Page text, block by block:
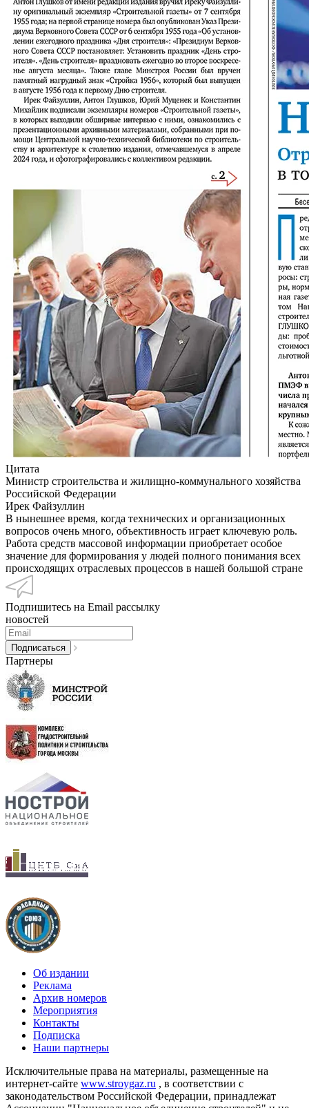
Цитата
Министр строительства и жилищно-коммунального хозяйства
Российской Федерации
Ирек Файзуллин
В нынешнее время, когда технических и организационных
вопросов очень много, объективность играет ключевую роль.
Работа средств массовой информации приобретает особое
значение для формирования у людей полного понимания всех
происходящих отраслевых процессов в нашей большой стране
Подпишитесь на Email рассылку
новостей
Партнеры
Об издании
Реклама
Архив номеров
Мероприятия
Контакты
Подписка
Наши партнеры
Исключительные права на материалы, размещенные на
интернет-сайте www.stroygaz.ru , в соответствии с
законодательством Российской Федерации, принадлежат